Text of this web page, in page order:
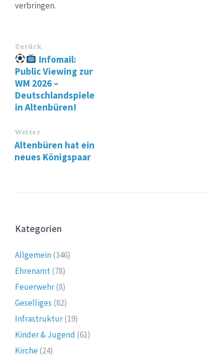
verbringen.
Zurück
Infomail:
Public Viewing zur
WM 2026 –
Deutschlandspiele
in Altenbüren!
Weiter
Altenbüren hat ein
neues Königspaar
Kategorien
Allgemein(346)
Ehrenamt(78)
Feuerwehr(8)
Geselliges (82)
Infrastruktur(19)
Kinder & Jugend (61)
Kirche(24)